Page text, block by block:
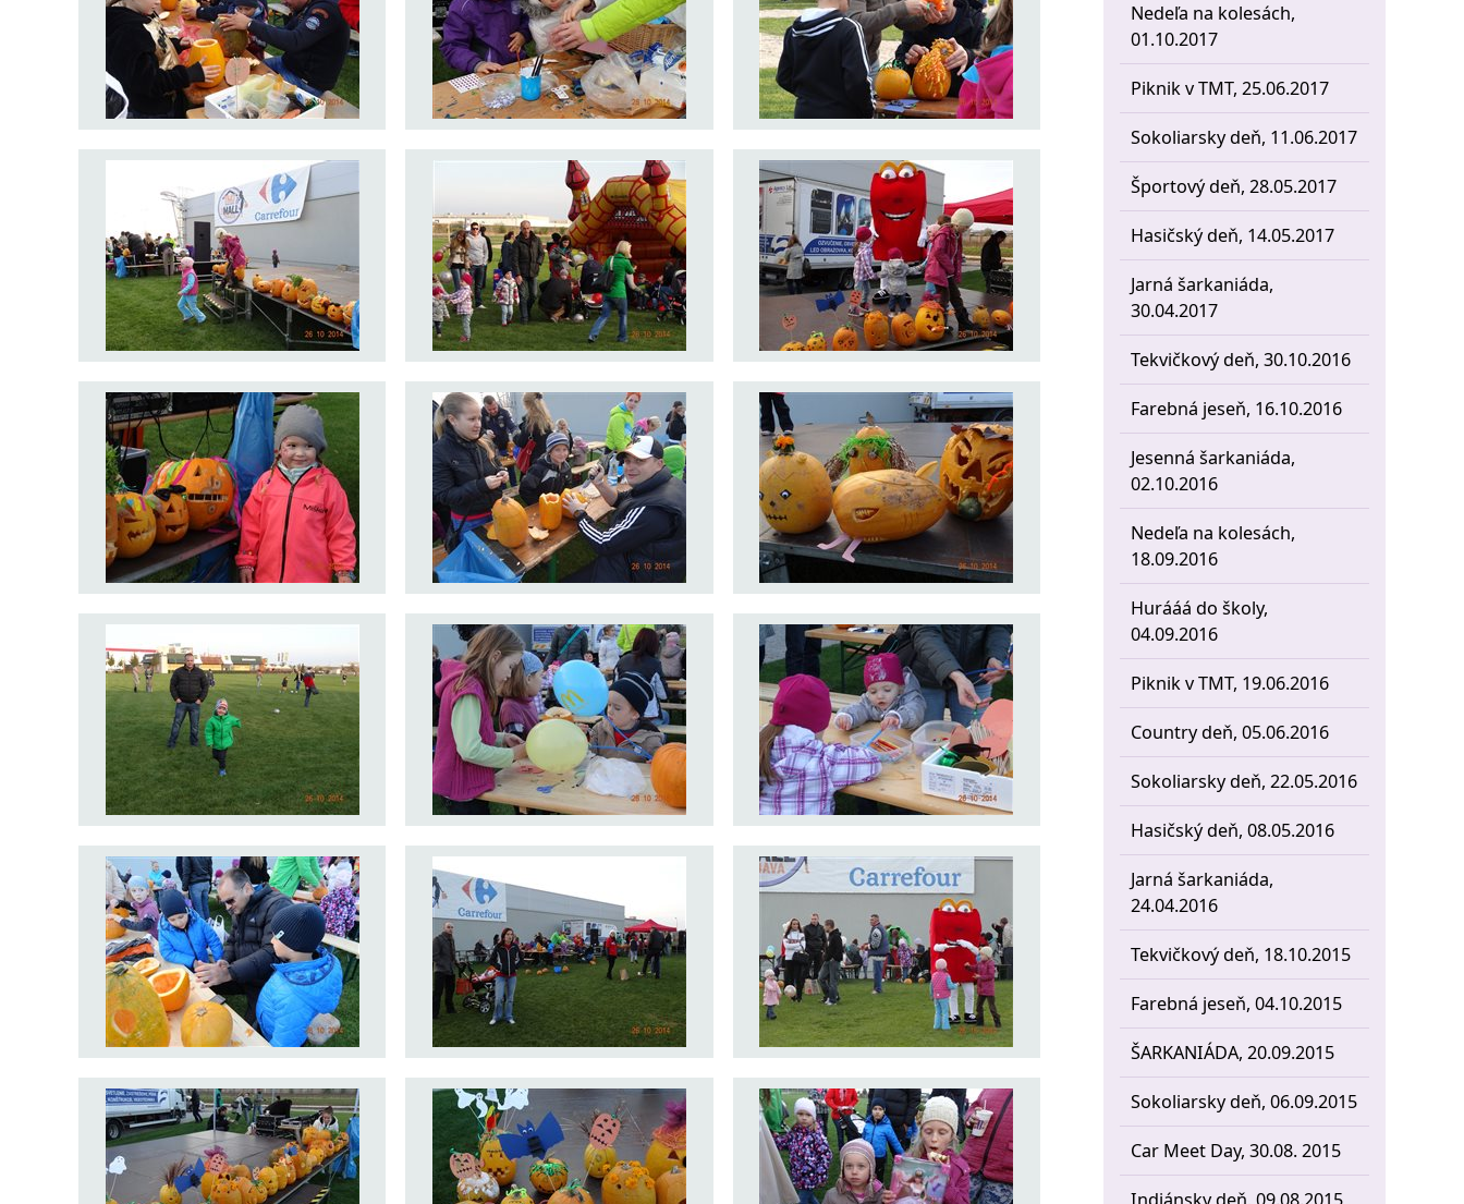
Nedeľa na kolesách,
01.10.2017
Piknik v TMT, 25.06.2017
Sokoliarsky deň, 11.06.2017
Športový deň, 28.05.2017
Hasičský deň, 14.05.2017
Jarná šarkaniáda,
30.04.2017
Tekvičkový deň, 30.10.2016
Farebná jeseň, 16.10.2016
Jesenná šarkaniáda,
02.10.2016
Nedeľa na kolesách,
18.09.2016
Hurááá do školy,
04.09.2016
Piknik v TMT, 19.06.2016
Country deň, 05.06.2016
Sokoliarsky deň, 22.05.2016
Hasičský deň, 08.05.2016
Jarná šarkaniáda,
24.04.2016
Tekvičkový deň, 18.10.2015
Farebná jeseň, 04.10.2015
ŠARKANIÁDA, 20.09.2015
Sokoliarsky deň, 06.09.2015
Car Meet Day, 30.08. 2015